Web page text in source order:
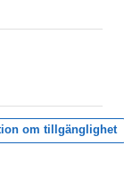
om tillgänglighet